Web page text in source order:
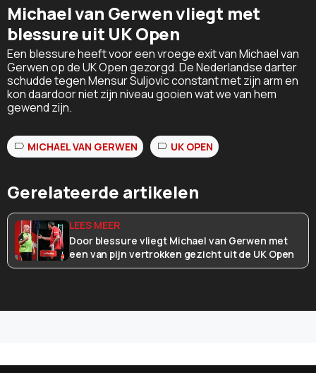
Michael van Gerwen vliegt met
blessure uit UK Open
Een blessure heeft voor een vroege exit van Michael van
Gerwen op de UK Open gezorgd. De Nederlandse darter
schudde tegen Mensur Suljovic constant met zijn arm en
kon daardoor niet zijn niveau gooien wat we van hem
gewend zijn.
MICHAEL VAN GERWEN UK OPEN
Gerelateerde artikelen
Door blessure vliegt Michael van Gerwen met
een van pijn vertrokken gezicht uit de UK Open